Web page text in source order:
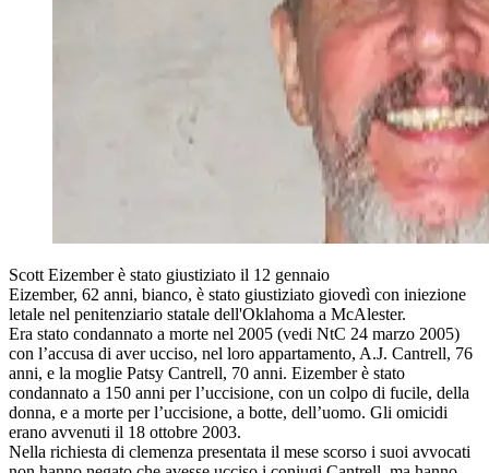
Scott Eizember è stato giustiziato il 12 gennaio
Eizember, 62 anni, bianco, è stato giustiziato giovedì con iniezione
letale nel penitenziario statale dell'Oklahoma a McAlester.
Era stato condannato a morte nel 2005 (vedi NtC 24 marzo 2005)
con l’accusa di aver ucciso, nel loro appartamento, A.J. Cantrell, 76
anni, e la moglie Patsy Cantrell, 70 anni. Eizember è stato
condannato a 150 anni per l’uccisione, con un colpo di fucile, della
donna, e a morte per l’uccisione, a botte, dell’uomo. Gli omicidi
erano avvenuti il 18 ottobre 2003.
Nella richiesta di clemenza presentata il mese scorso i suoi avvocati